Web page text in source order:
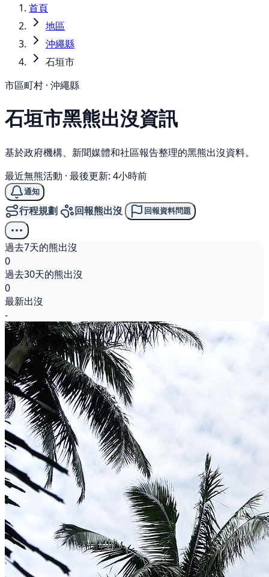
首頁
地區
沖繩縣
石垣市
市區町村 · 沖繩縣
石垣市黑熊出沒資訊
基於政府機構、新聞媒體和社區報告整理的黑熊出沒資料。
最近無熊活動 · 最後更新: 4小時前
通知
行程規劃 回報熊出沒 回報資料問題
過去7天的熊出沒
0
過去30天的熊出沒
0
最新出沒
-